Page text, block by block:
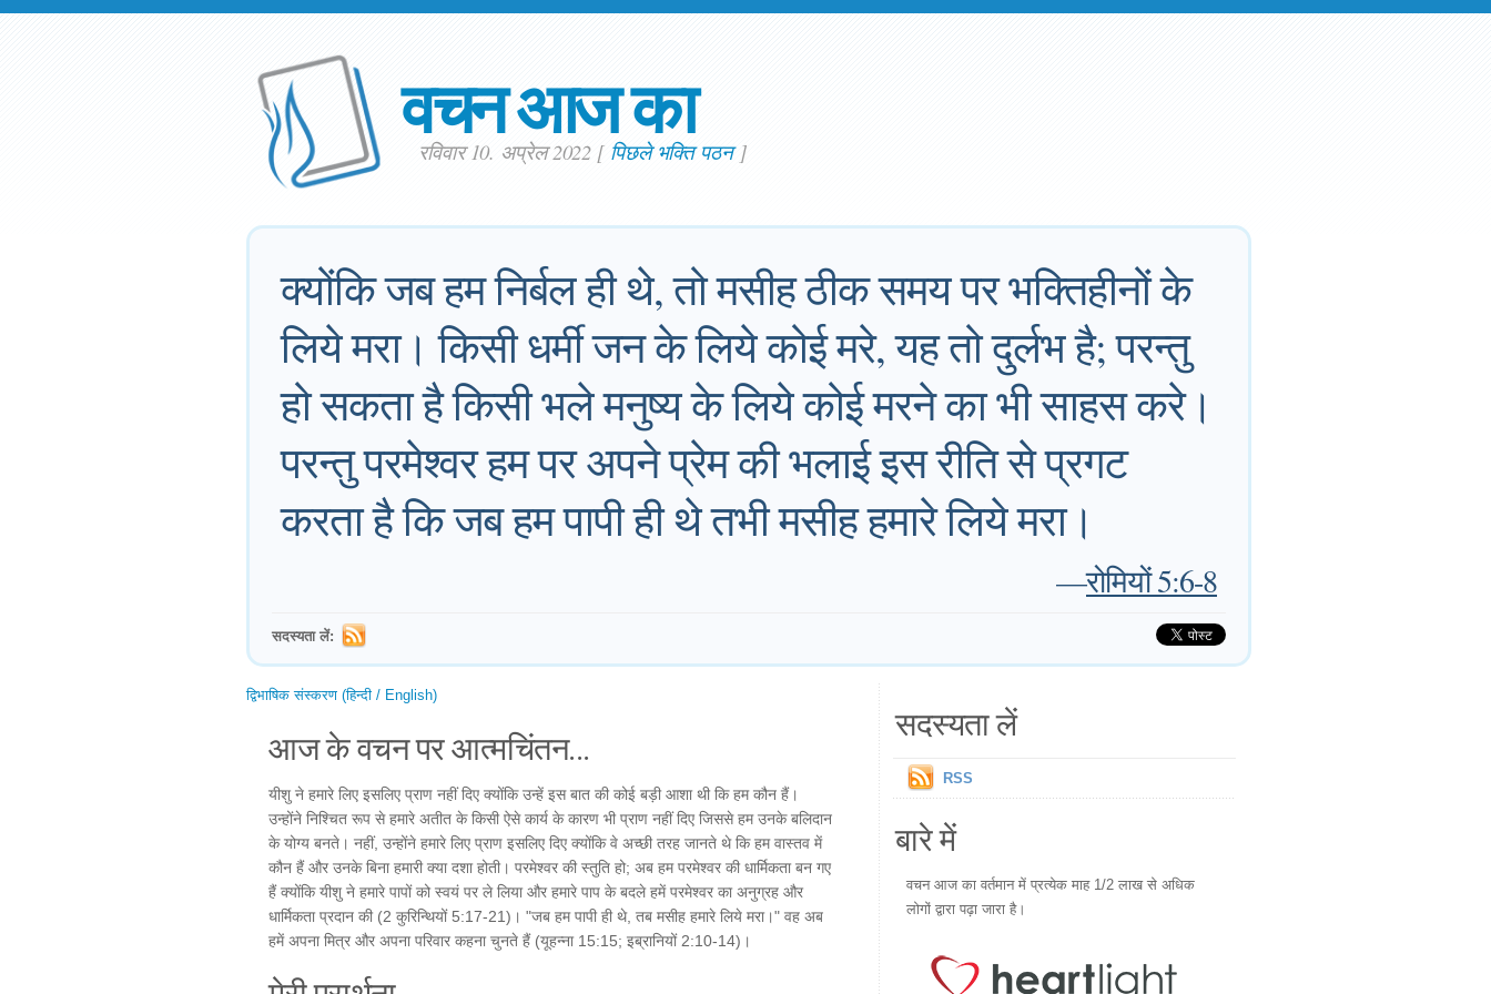
वचन आज का
रविवार 10. अप्रेल 2022 [ पिछले भक्ति पठन]
क्योंकि जब हम निर्बल ही थे, तो मसीह ठीक समय पर भक्‍तिहीनों के
लिये मरा। किसी धर्मी जन के लिये कोई मरे, यह तो दुर्लभ है; परन्तु
हो सकता है किसी भले मनुष्य के लिये कोई मरने का भी साहस करे।
परन्तु परमेश्‍वर हम पर अपने प्रेम की भलाई इस रीति से प्रगट
करता है कि जब हम पापी ही थे तभी मसीह हमारे लिये मरा।
—रोमियों 5:6-8
सदस्यता लें:
द्विभाषिक संस्करण (हिन्दी / English)
आज के वचन पर आत्मचिंतन...
यीशु ने हमारे लिए इसलिए प्राण नहीं दिए क्योंकि उन्हें इस बात की कोई बड़ी आशा थी कि हम कौन हैं।
उन्होंने निश्चित रूप से हमारे अतीत के किसी ऐसे कार्य के कारण भी प्राण नहीं दिए जिससे हम उनके बलिदान
के योग्य बनते। नहीं, उन्होंने हमारे लिए प्राण इसलिए दिए क्योंकि वे अच्छी तरह जानते थे कि हम वास्तव में
कौन हैं और उनके बिना हमारी क्या दशा होती। परमेश्वर की स्तुति हो; अब हम परमेश्वर की धार्मिकता बन गए
हैं क्योंकि यीशु ने हमारे पापों को स्वयं पर ले लिया और हमारे पाप के बदले हमें परमेश्वर का अनुग्रह और
धार्मिकता प्रदान की (2 कुरिन्थियों 5:17-21)। "जब हम पापी ही थे, तब मसीह हमारे लिये मरा।" वह अब
हमें अपना मित्र और अपना परिवार कहना चुनते हैं (यूहन्ना 15:15; इब्रानियों 2:10-14)।
सदस्यता लें
RSS
बारे में
वचन आज का वर्तमान में प्रत्येक माह 1/2 लाख से अधिक
लोगों द्वारा पढ़ा जारा है।